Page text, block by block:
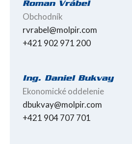
Roman Vrábel
Obchodník
rvrabel@molpir.com
+421 902 971 200
Ing. Daniel Bukvay
Ekonomické oddelenie
dbukvay@molpir.com
+421 904 707 701